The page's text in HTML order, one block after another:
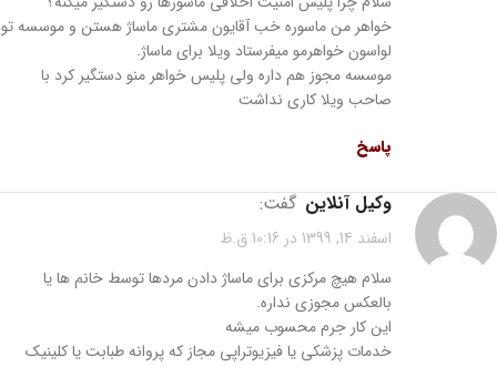
خواهر من ماسوره خب آقایون مشتری ماساژ هستن و موسسه تو
لواسون خواهرمو میفرستاد ویلا برای ماساژ.
موسسه مجوز هم داره ولی پلیس خواهر منو دستگیر کرد با
صاحب ویلا کاری نداشت
پاسخ
وکیل آنلاین گفت:
اسفند 14, 1399 در 10:16 ق.ظ
سلام هیچ مرکزی برای ماساژ دادن مردها توسط خانم ها یا
بالعکس مجوزی نداره.
این کار جرم محسوب میشه
خدمات پزشکی یا فیزیوتراپی مجاز که پروانه طبابت یا کلینیک